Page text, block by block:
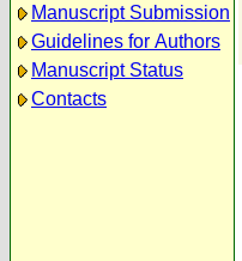
Manuscript Submission
Guidelines for Authors
Manuscript Status
Contacts